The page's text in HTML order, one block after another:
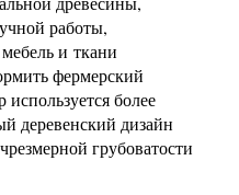
работы,
и ткани
фермерский
более
деревенский дизайн
грубоватости